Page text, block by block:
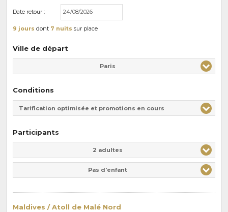
Date retour :
9 jours dont 7 nuits sur place
Ville de départ
Paris
Conditions
Tarification optimisée et promotions en cours
Participants
2 adultes
Pas d'enfant
Maldives / Atoll de Malé Nord